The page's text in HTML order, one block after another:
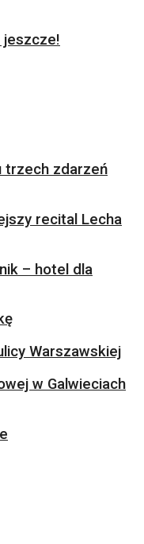
jeszcze!
trzech zdarzeń
recital Lecha
– hotel dla
Warszawskiej
w Galwieciach